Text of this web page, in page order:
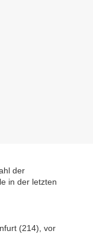
der
in der letzten
(214), vor